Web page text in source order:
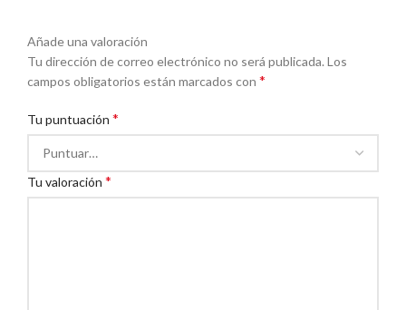
Añade una valoración
Tu dirección de correo electrónico no será publicada. Los
campos obligatorios están marcados con *
Tu puntuación *
Tu valoración *